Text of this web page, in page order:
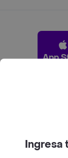
App
Pide tu
Categorías
Ingresa